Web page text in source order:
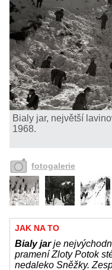
Bialy jar, největší
1968.
fotogalerie
JAK NA TO
Bialy jarje
pramení Zloty Potok
nedaleko Sněžky.